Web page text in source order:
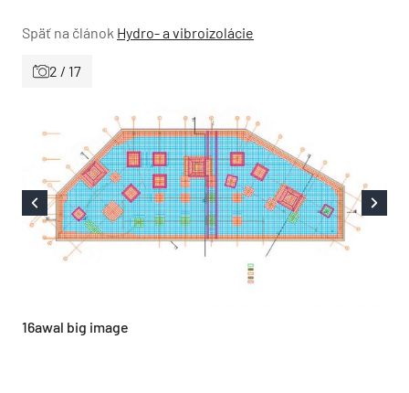
Späť na článok Hydro- a vibroizolácie
2 / 17
16awal big image